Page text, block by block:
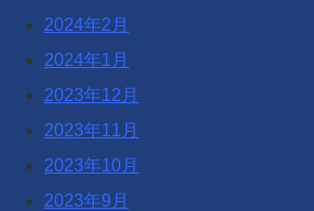
2024年2月
2024年1月
2023年12月
2023年11月
2023年10月
2023年9月